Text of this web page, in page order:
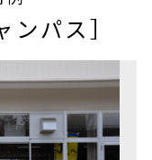
パス］